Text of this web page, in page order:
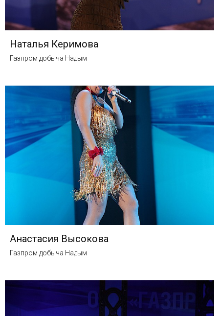
Наталья Керимова
Газпром добыча Надым
Анастасия Высокова
Газпром добыча Надым